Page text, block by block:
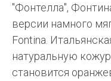
"Фонтелла",
версии намного
Fontina.
натуральную
становится